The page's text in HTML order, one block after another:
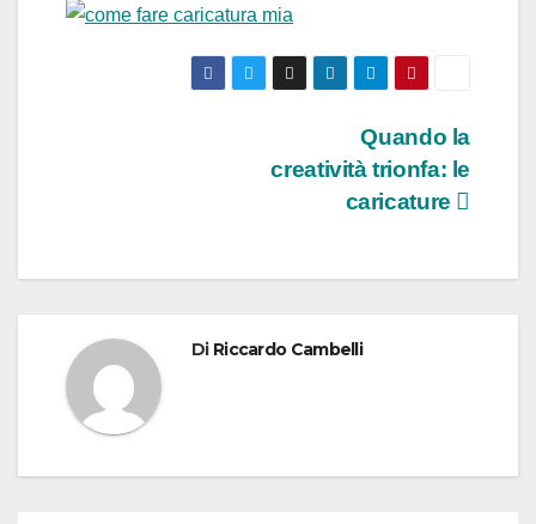
Quando la
creatività trionfa: le
caricature
Di Riccardo Cambelli